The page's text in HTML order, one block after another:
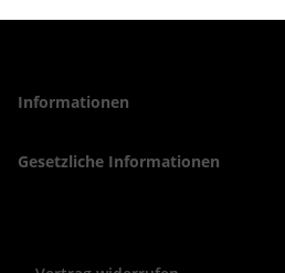
Informationen
Gesetzliche Informationen